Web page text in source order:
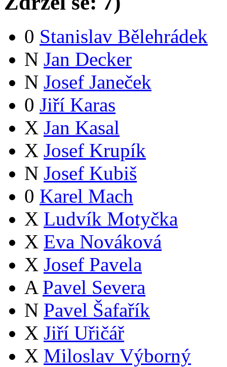
0 Stanislav Bělehrádek
N Jan Decker
N Josef Janeček
0 Jiří Karas
X Jan Kasal
X Josef Krupík
N Josef Kubiš
0 Karel Mach
X Ludvík Motyčka
X Eva Nováková
X Josef Pavela
A Pavel Severa
N Pavel Šafařík
X Jiří Uřičář
X Miloslav Výborný